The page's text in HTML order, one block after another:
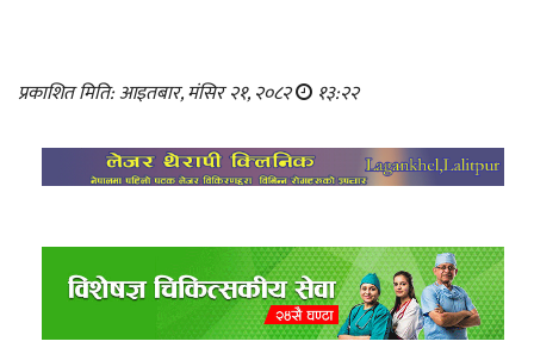
प्रकाशित मिति: आइतबार, मंसिर २१, २०८२ १३:२२